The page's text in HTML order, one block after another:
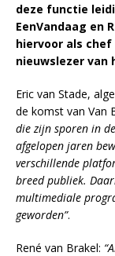
deze functie
EenVandaag en
hiervoor als chef
nieuwslezer van
Eric van Stade,
de komst van Van
die zijn sporen in
afgelopen jaren
verschillende
breed publiek.
multimediale
geworden”.
René van Brakel: